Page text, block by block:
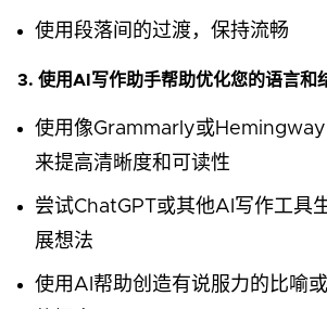
使用段落间的过渡，保持流畅
3. 使用AI写作助手帮助优化您的语言和
使用像Grammarly或
来提高清晰度和可读性
尝试ChatGPT或其他AI写作工具
展想法
使用AI帮助创造有说服力的比喻